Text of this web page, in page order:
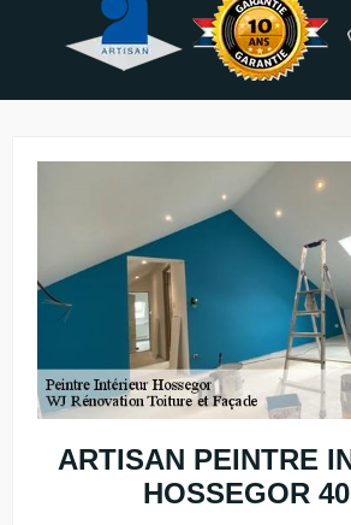
ARTISAN PEINTRE
HOSSEGOR